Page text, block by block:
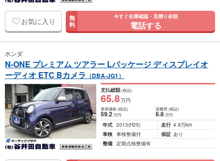
お気に入り 無
料
今すぐ在庫確認・見積り依頼
電話する
ホンダ
N-ONE プレミアム ツアラー Lパッケージ ディスプレイオ
ーディオ ETC Bカメラ （DBA-JG1）
支払総額(税込)
65.8万円
車両価格(税込)
59.2万円
諸費用 (税込)
6.6 万円
年式 2013(H25) 走行 4.9万km
車検 車検整備付 保証 あり
整備 定期点検整備有